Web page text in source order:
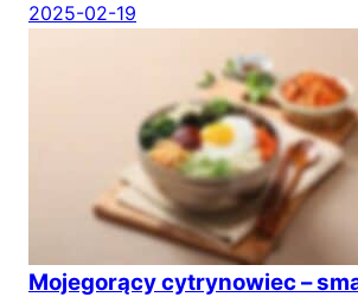
2025-02-19
Mojegorący cytrynowiec –